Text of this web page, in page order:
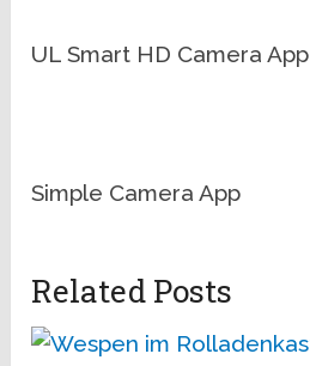
UL Smart HD Camera App
Simple Camera App
Related Posts